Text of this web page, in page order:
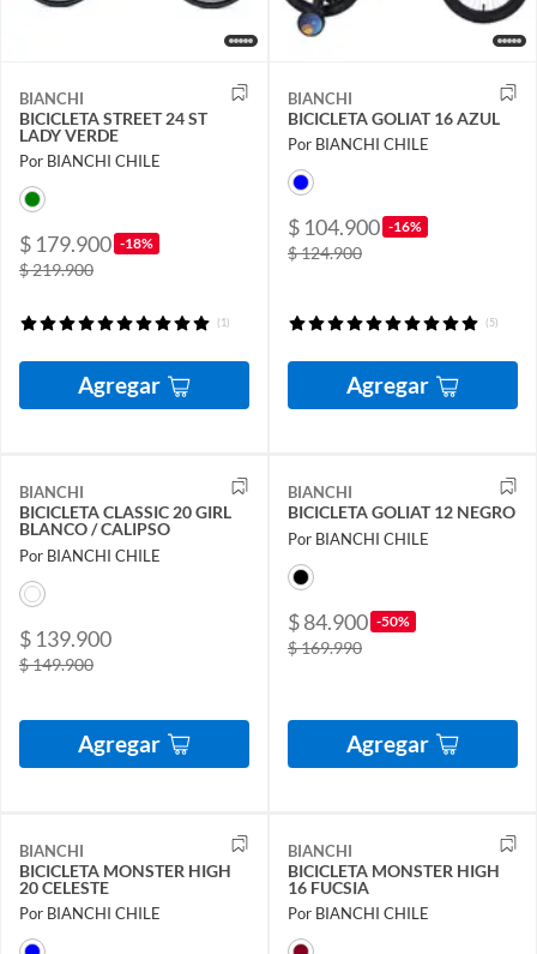
BIANCHI
BICICLETA STREET 24 ST
LADY VERDE
Por BIANCHI CHILE
$ 179.900 -18%
$ 219.900
(1)
Agregar
BIANCHI
BICICLETA GOLIAT 16 AZUL
Por BIANCHI CHILE
$ 104.900 -16%
$ 124.900
(5)
Agregar
BIANCHI
BICICLETA CLASSIC 20 GIRL
BLANCO / CALIPSO
Por BIANCHI CHILE
$ 139.900
$ 149.900
Agregar
BIANCHI
BICICLETA GOLIAT 12 NEGRO
Por BIANCHI CHILE
$ 84.900 -50%
$ 169.990
Agregar
BIANCHI
BICICLETA MONSTER HIGH
20 CELESTE
Por BIANCHI CHILE
BIANCHI
BICICLETA MONSTER HIGH
16 FUCSIA
Por BIANCHI CHILE